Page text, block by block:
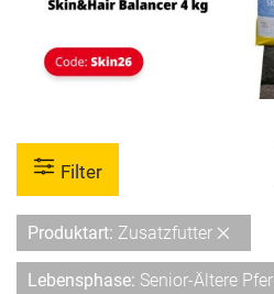
Produktart Zusatzfutter
Artikel
Lebensphase Senior-Ältere
Filter